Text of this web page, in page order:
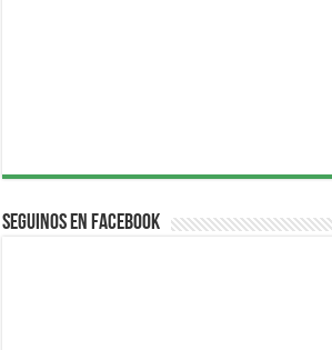
Seguinos en Facebook